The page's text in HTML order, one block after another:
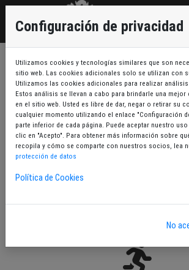
Teatro Sala Zigoitia
Mi zona
Configuración de privacidad
Utilizamos cookies y tecnologías similares que son
sitio web. Las cookies adicionales solo se utilizan con
Utilizamos las cookies adicionales para realizar
Estos análisis se llevan a cabo para brindarle una mejor
en el sitio web. Usted es libre de dar, negar o retirar su
cualquier momento utilizando el enlace "Configuración
parte inferior de cada página. Puede aceptar nuestro
clic en "Acepto". Para obtener más información sobre
recopila y cómo se comparte con nuestros socios, lea
protección de datos
Política de Cookies
No